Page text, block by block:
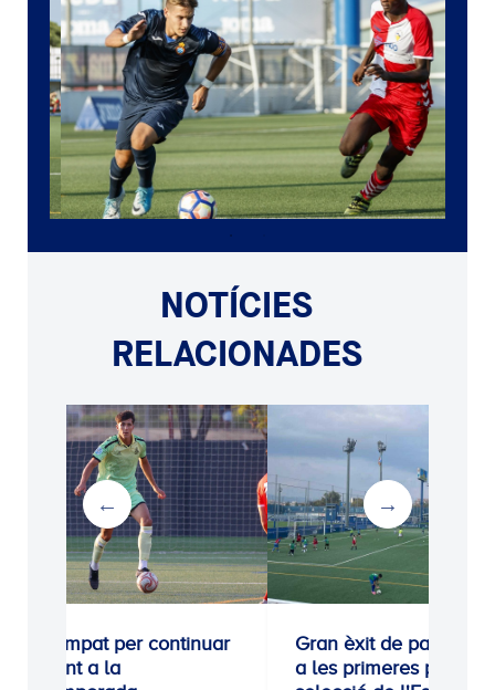
NOTÍCIES
RELACIONADES
0-0: Empat per continuar
creixent a la
Gran èxit de
a les primeres proves